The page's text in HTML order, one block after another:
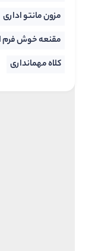
مزون مانتو اداری
مقنعه خوش فرم
کلاه مهمانداری